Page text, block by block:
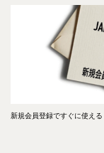
新規会員登録ですぐに使える